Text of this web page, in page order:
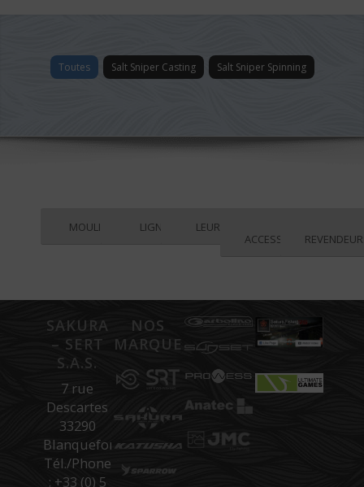
Toutes Salt Sniper Casting Salt Sniper Spinning
MOULINETS LIGNES
LEURRES
ACCESSOIRES
SAKURA
– SERT
S.A.S.
7 rue
Descartes
33290
Blanquefort
Tél./Phone
: +33 (0) 5
NOS
MARQUES